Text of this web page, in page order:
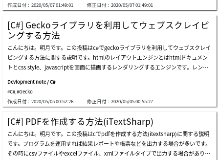
はメモリ効率もいい
再設定しました。グラフの場合はb列のデータが変わることですぐデータが反映され
ます。私の例の場合は簡単なデータを扱うので別の最初からエクセルを作成すること
と読み込んで後修正することとの差異がありません。でも、実務ではかなり複雑なデ
ータを扱う可能性が高いです。その時、最初からエクセルをc#で作成することはすご
く大変だと思います。デザインまで必要な部分ならスタイル設定はフォント設定まで
必要です。エクセルをもっと知る方ならvba領域も考えなければならないです。それ
をすべてc#で作成することになると複雑です。なのでプログラムのパフォーマンス部
分もすごく遅くなります。なので実際はある程度にエクセルを作成してc#で読み込ん
で後データ値だけ更新することでエクセル出力する仕様が多いです。ここまでc#のn
poiを利用してexcelを読み込んで出力する方法に関する説明でした。ご不
ます。これからエクセル生成したディレクトリに移動してファイルを開きましょう。
xlsバージョンとxlsxバージョンはnamespaceが違うし扱うクラスも違います。で
も、クラスは違いますが、インタフェースは iworkbook과 isheetで作業するのでク
ラスを割り当てする時だけ分けて、次からはインタフェースで運用するとバージョン
関係せずにエクセルを扱うことができます。上の例では基本的にnpoiでよく使うデ
ータ格納、関数式、色の設定、セルのスタイル設定まで実装しておきました。npoi
のapiはすごく多いので、下記のurlのドキュメントを参考してください。link - http
s://poi.apache.org/apidocs/(javaのドキュメントですが、使用方法はc#と同じで
す。)でも、実際の業務ではexcelを始めから生成して出力することは少ないです。普
通はexcelのテンプレートを作成して、そのテンプレートを参照して出力する方法で
使います。その方法に関しては別の投稿で紹介します。ここまでc#でnpoiライブラ
リを利用してエクセルファイルを生成する方法に関する説明でした。ご不明なところ
や間違いところがあればコメントしてください。
作成日付 : 2020/05/07 01:49:01 修正日付 : 2020/05/07 01:49:01
[C#] Geckoライブラリを利用してウェブスクレイピ
ングする方法
こんにちは。明月です。この投稿はc#でgeckoライブラリを利用してウェブスクレイ
ピングする方法に関する説明です。htmlのレイアウトエンジンとはhtmlドキュメン
トとcss style、javascriptを画面に描画するレンダリングするエンジンです。レンダ
ダリングのmshtmlがありますが、ie 8.0バージョンまではc#で参照して使えます。ie
の8.0バージョンはもう10年前のレンダリングエンジンだし、今のスタイルなら様々
でエラーが発生するかもしれません。geckoレンダリングは60バージョンです。ieよ
り最新バージョンです。geckoレイアウトのライブラリはc#のnugetでダウンロード
及び連携が可能です。ブラウザライブラリは一応、windowのprocメッセージのキュ
ーが必要なのでwindow forms appでプロジェクトを生成します。そしてnugetを通
ってgeckoライブラリを連携します。上のイメージをみれば以前45バージョンもあり
ます。45バージョンで作成するなら60バージョンと同じです。ここでは60で作成し
Devlopment note / C#
#C#,#Gecko
作成日付 : 2020/05/05 00:52:26 修正日付 : 2020/05/05 00:55:27
[C#] PDFを作成する方法(iTextSharp)
こんにちは。明月です。この投稿はcでpdfを作成する方法(itextsharp)に関する説明
です。プログラムを運用すれば結果レポートや帳票などを出力する場合が多いです。
その時にcsvファイルやexcelファイル、xmlファイルタイプで出力する場合がありま